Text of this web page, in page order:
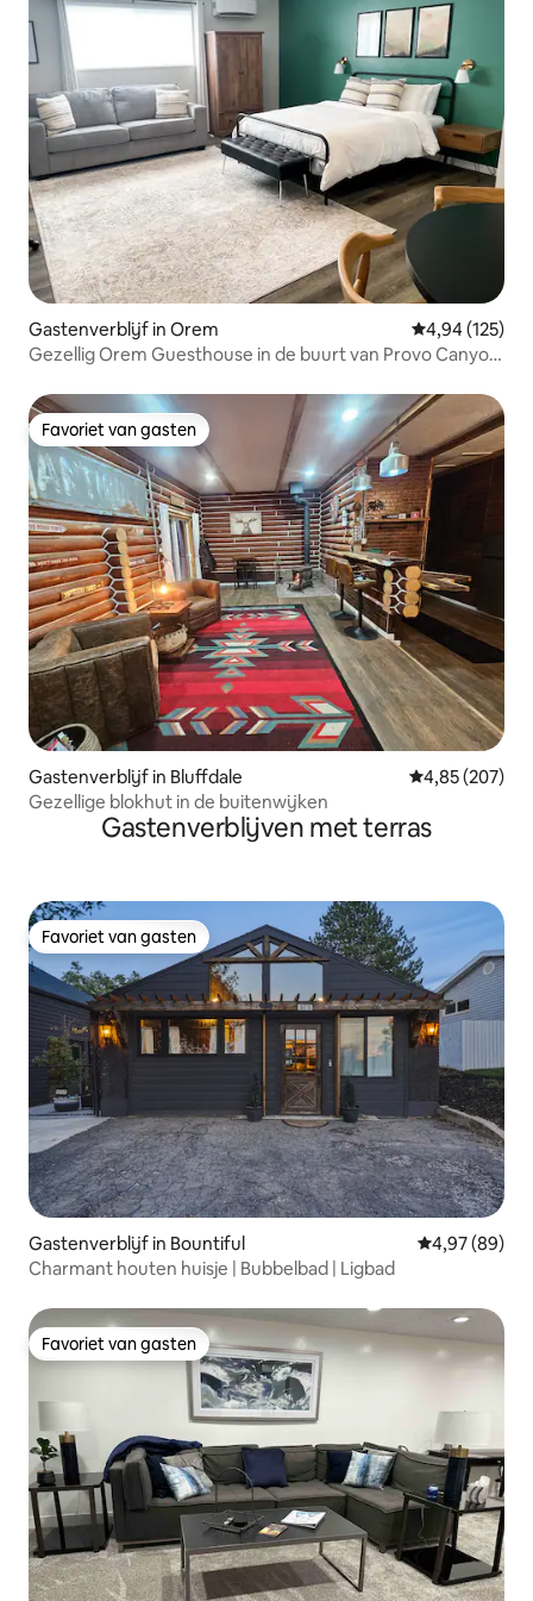
Gastenverblijf in Orem Gemiddelde
4,94 (125)
Gezellig Orem Guesthouse in de buurt van Provo Canyon,
Favoriet van gasten
Favoriet van gasten
Gastenverblijf in Bluffdale Gemiddelde
4,85 (207)
Gezellige blokhut in de buitenwijken
Gastenverblijven met terras
Favoriet van gasten
Favoriet van gasten
Gastenverblijf in Bountiful Gemiddelde
4,97 (89)
Charmant houten huisje | Bubbelbad | Ligbad
Favoriet van gasten
Favoriet van gasten